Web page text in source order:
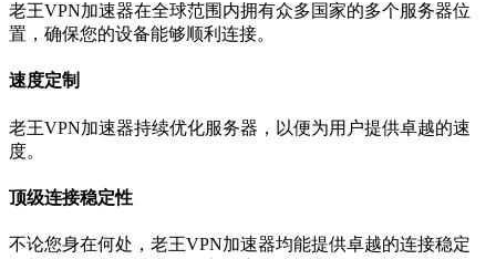
老王VPN加速器在全球范围内拥有众多国家的多个服务器位
置，确保您的设备能够顺利连接。
速度定制
老王VPN加速器持续优化服务器，以便为用户提供卓越的速
度。
顶级连接稳定性
不论您身在何处，老王VPN加速器均能提供卓越的连接稳定